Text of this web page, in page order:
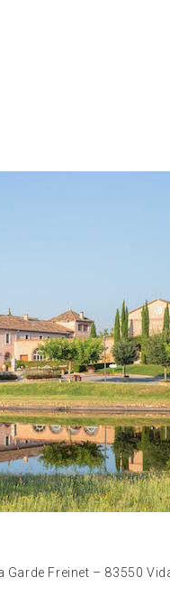
Garde Freinet – 83550